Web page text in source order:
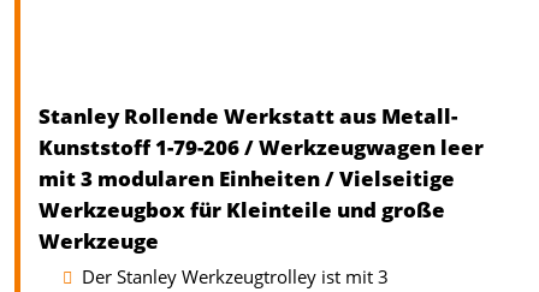
Stanley Rollende Werkstatt aus Metall-
Kunststoff 1-79-206 / Werkzeugwagen leer
mit 3 modularen Einheiten / Vielseitige
Werkzeugbox für Kleinteile und große
Werkzeuge
Der Stanley Werkzeugtrolley ist mit 3